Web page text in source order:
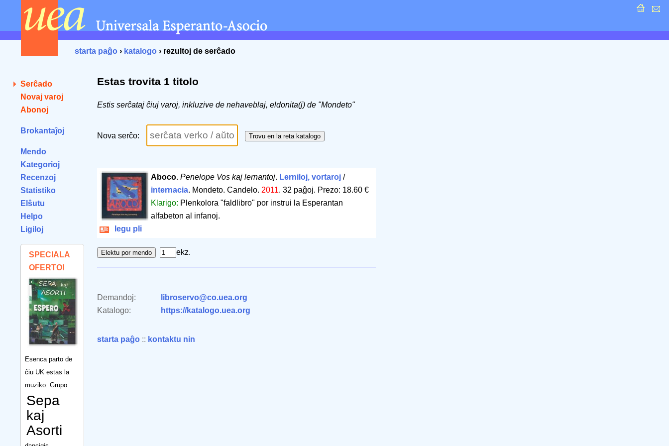
starta paĝo › katalogo › rezultoj de serĉado
Serĉado
Novaj varoj
Abonoj
Brokantaĵoj
Mendo
Kategorioj
Recenzoj
Statistiko
Elŝutu
Helpo
Ligiloj
SPECIALA
OFERTO!
Esenca parto de
ĉiu UK estas la
muziko. Grupo
Sepa
kaj
Asorti
Estas trovita 1 titolo
Estis serĉataj ĉiuj varoj, inkluzive de nehaveblaj, eldonita(j) de "Mondeto"
Nova serĉo:
Aboco.Penelope Vos kaj lernantoj. Lerniloj, vortaroj /
internacia. Mondeto. Candelo. 2011.32 paĝoj. Prezo: 18.60 €
Klarigo: Plenkolora "faldlibro" por instrui la Esperantan
alfabeton al infanoj.
legu pli
ekz.
Demandoj:
libroservo@co.uea.org
Katalogo:
https://katalogo.uea.org
starta paĝo :: kontaktu nin